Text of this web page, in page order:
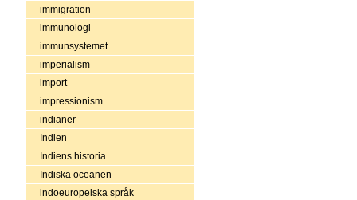
immigration
immunologi
immunsystemet
imperialism
import
impressionism
indianer
Indien
Indiens historia
Indiska oceanen
indoeuropeiska språk